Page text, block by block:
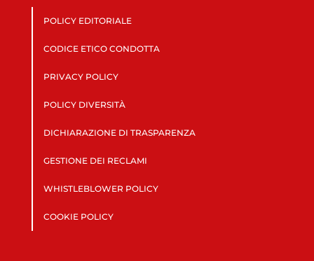
POLICY EDITORIALE
CODICE ETICO CONDOTTA
PRIVACY POLICY
POLICY DIVERSITÀ
DICHIARAZIONE DI TRASPARENZA
GESTIONE DEI RECLAMI
WHISTLEBLOWER POLICY
COOKIE POLICY